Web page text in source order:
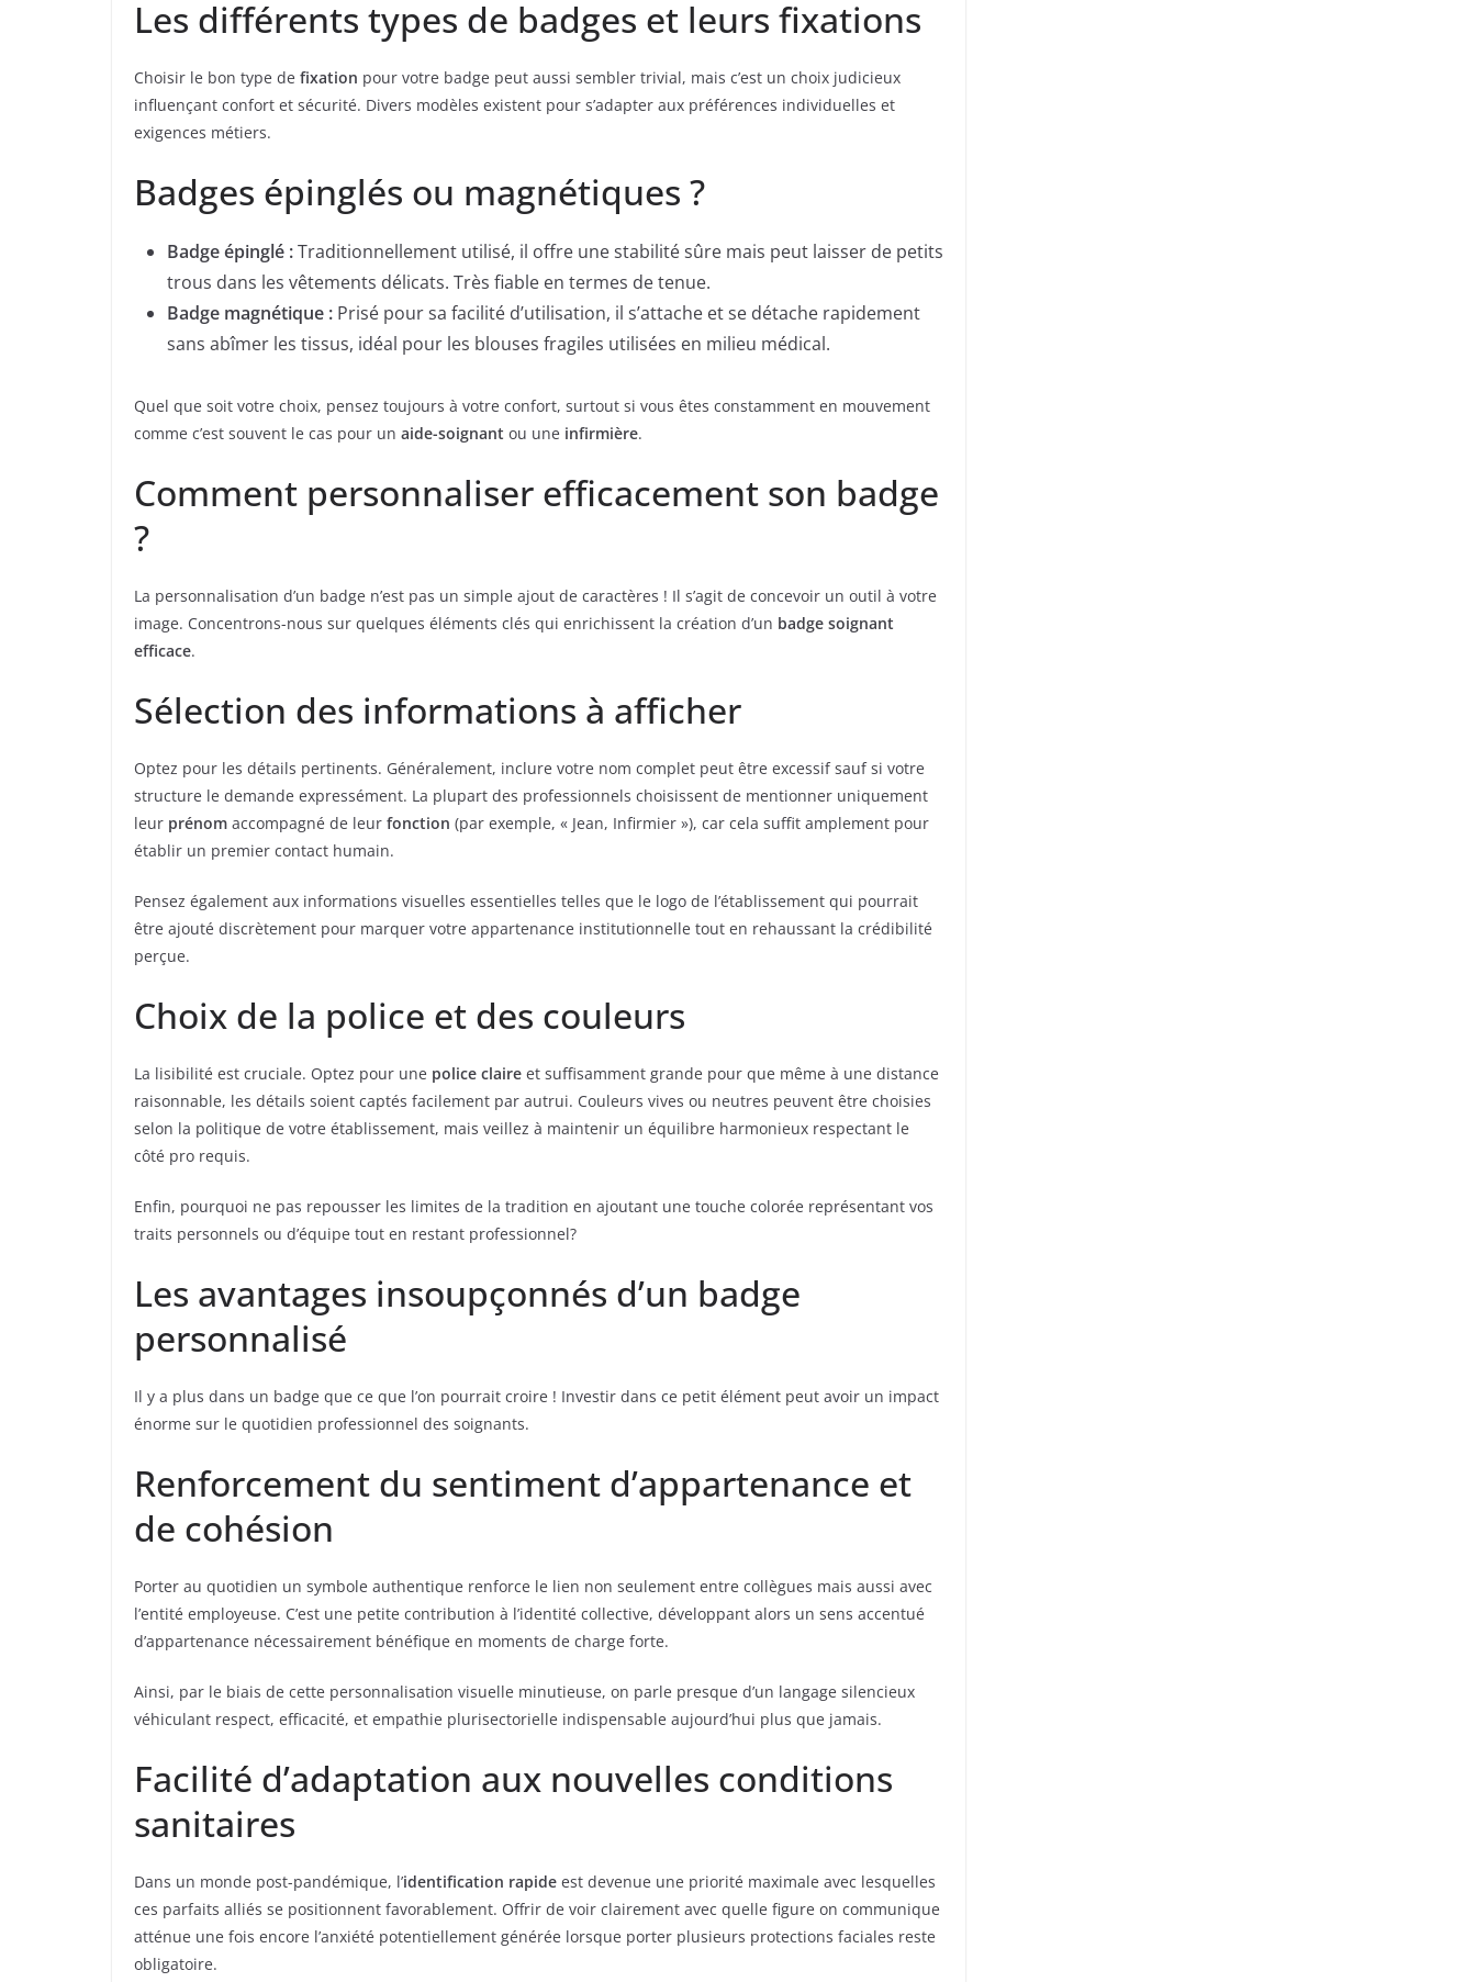
Les différents types de badges et leurs fixations
Choisir le bon type de fixation pour votre badge peut aussi sembler trivial, mais c’est un choix judicieux
influençant confort et sécurité. Divers modèles existent pour s’adapter aux préférences individuelles et
exigences métiers.
Badges épinglés ou magnétiques ?
Badge épinglé :Traditionnellement utilisé, il offre une stabilité sûre mais peut laisser de petits
trous dans les vêtements délicats. Très fiable en termes de tenue.
Badge magnétique : Prisé pour sa facilité d’utilisation, il s’attache et se détache rapidement
sans abîmer les tissus, idéal pour les blouses fragiles utilisées en milieu médical.
Quel que soit votre choix, pensez toujours à votre confort, surtout si vous êtes constamment en mouvement
comme c’est souvent le cas pour un aide-soignant ou une infirmière.
Comment personnaliser efficacement son badge
?
La personnalisation d’un badge n’est pas un simple ajout de caractères ! Il s’agit de concevoir un outil à votre
image. Concentrons-nous sur quelques éléments clés qui enrichissent la création d’un badge soignant
efficace.
Sélection des informations à afficher
Optez pour les détails pertinents. Généralement, inclure votre nom complet peut être excessif sauf si votre
structure le demande expressément. La plupart des professionnels choisissent de mentionner uniquement
leur prénom accompagné de leur fonction (par exemple, « Jean, Infirmier »), car cela suffit amplement pour
établir un premier contact humain.
Pensez également aux informations visuelles essentielles telles que le logo de l’établissement qui pourrait
être ajouté discrètement pour marquer votre appartenance institutionnelle tout en rehaussant la crédibilité
perçue.
Choix de la police et des couleurs
La lisibilité est cruciale. Optez pour une police claire et suffisamment grande pour que même à une distance
raisonnable, les détails soient captés facilement par autrui. Couleurs vives ou neutres peuvent être choisies
selon la politique de votre établissement, mais veillez à maintenir un équilibre harmonieux respectant le
côté pro requis.
Enfin, pourquoi ne pas repousser les limites de la tradition en ajoutant une touche colorée représentant vos
traits personnels ou d’équipe tout en restant professionnel?
Les avantages insoupçonnés d’un badge
personnalisé
Il y a plus dans un badge que ce que l’on pourrait croire ! Investir dans ce petit élément peut avoir un impact
énorme sur le quotidien professionnel des soignants.
Renforcement du sentiment d’appartenance et
de cohésion
Porter au quotidien un symbole authentique renforce le lien non seulement entre collègues mais aussi avec
l’entité employeuse. C’est une petite contribution à l’identité collective, développant alors un sens accentué
d’appartenance nécessairement bénéfique en moments de charge forte.
Ainsi, par le biais de cette personnalisation visuelle minutieuse, on parle presque d’un langage silencieux
véhiculant respect, efficacité, et empathie plurisectorielle indispensable aujourd’hui plus que jamais.
Facilité d’adaptation aux nouvelles conditions
sanitaires
Dans un monde post-pandémique, l’identification rapide est devenue une priorité maximale avec lesquelles
ces parfaits alliés se positionnent favorablement. Offrir de voir clairement avec quelle figure on communique
atténue une fois encore l’anxiété potentiellement générée lorsque porter plusieurs protections faciales reste
obligatoire.